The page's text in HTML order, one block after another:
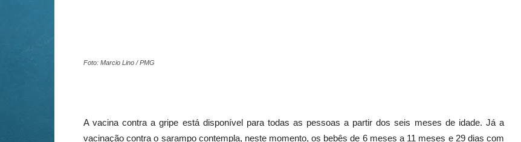
Foto: Marcio Lino / PMG
A vacina contra a gripe está disponível para todas as pessoas a partir dos seis meses de idade. Já a
vacinação contra o sarampo contempla, neste momento, os bebês de 6 meses a 11 meses e 29 dias com